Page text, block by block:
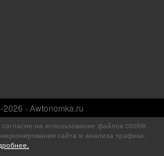
- Awtonomka.ru
на использование файлов cookie.
сайта и анализа трафика.